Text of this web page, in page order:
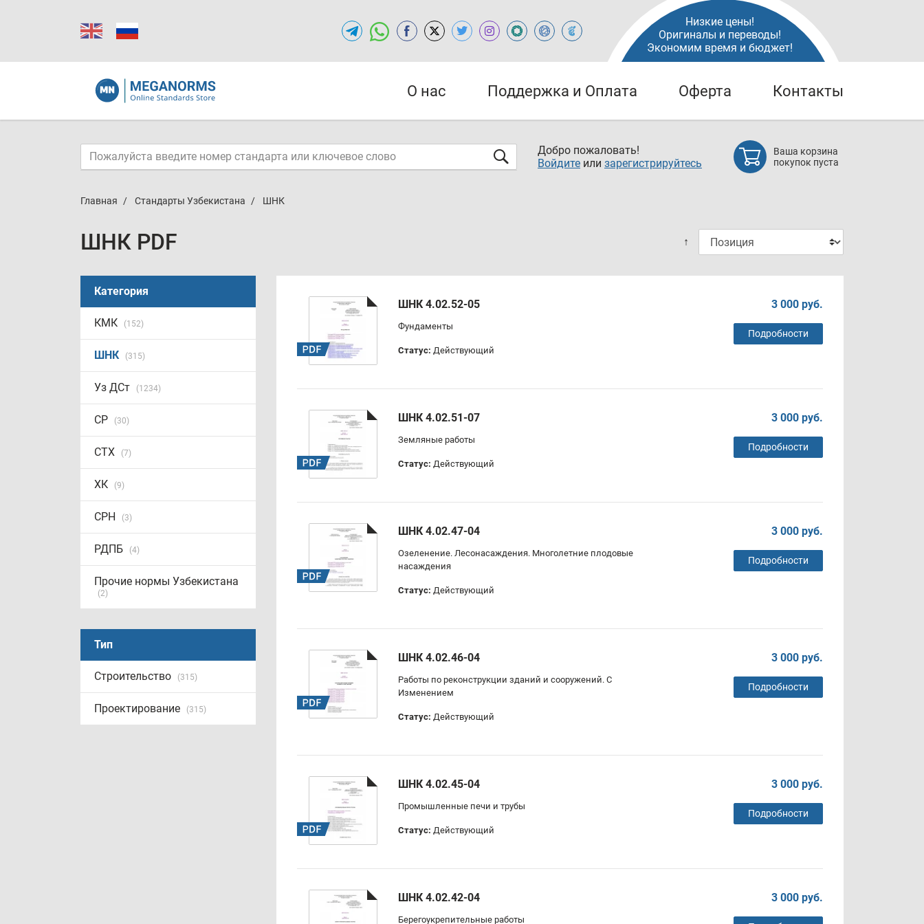
Низкие цены!
Оригиналы и переводы!
Экономим время и бюджет!
О нас Поддержка и Оплата Оферта Контакты
Добро пожаловать!
Войдите или зарегистрируйтесь
Ваша корзина
покупок пуста
Главная Стандарты Узбекистана ШНК
ШНК PDF
Категория
КМК (152)
ШНК (315)
Уз ДСт (1234)
СР (30)
СТХ (7)
ХК (9)
СРН (3)
РДПБ (4)
Прочие нормы Узбекистана
(2)
Тип
Строительство (315)
Проектирование (315)
↑
ШНК 4.02.52-05
Фундаменты
Статус: Действующий
3 000 руб.
Подробности
ШНК 4.02.51-07
Земляные работы
Статус: Действующий
3 000 руб.
Подробности
ШНК 4.02.47-04
Озеленение. Лесонасаждения. Многолетние плодовые
насаждения
Статус: Действующий
3 000 руб.
Подробности
ШНК 4.02.46-04
Работы по реконструкции зданий и сооружений. С
Изменением
Статус: Действующий
3 000 руб.
Подробности
ШНК 4.02.45-04
Промышленные печи и трубы
Статус: Действующий
3 000 руб.
Подробности
ШНК 4.02.42-04
Берегоукрепительные работы
3 000 руб.